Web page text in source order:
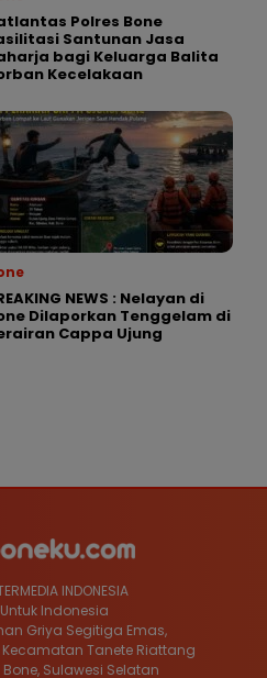
Polres Bone
Santunan Jasa
bagi Keluarga Balita
Kecelakaan
NEWS : Nelayan di
Dilaporkan Tenggelam di
Cappa Ujung
INDONESIA
Indonesia
Griya Segitiga Emas,
Tanete Riattang
Sulawesi Selatan